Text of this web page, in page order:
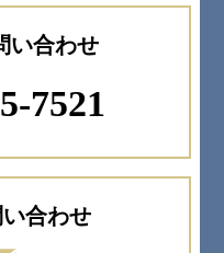
い合わせ
7521
合わせ